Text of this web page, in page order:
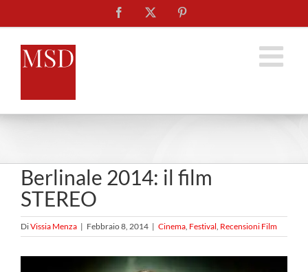
al
contenuto
Facebook
Berlinale 2014: il film
STEREO
DiVissia Menza | Febbraio 8, 2014 | Cinema, Festival, Recensioni Film